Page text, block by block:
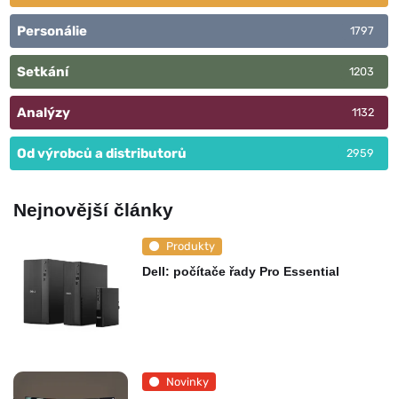
Personálie 1797
Setkání 1203
Analýzy 1132
Od výrobců a distributorů 2959
Nejnovější články
Produkty
Dell: počítače řady Pro Essential
Novinky